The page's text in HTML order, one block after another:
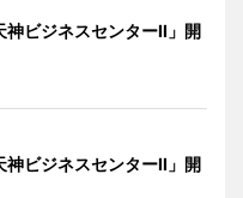
神ビジネスセンターII」開
神ビジネスセンターII」開